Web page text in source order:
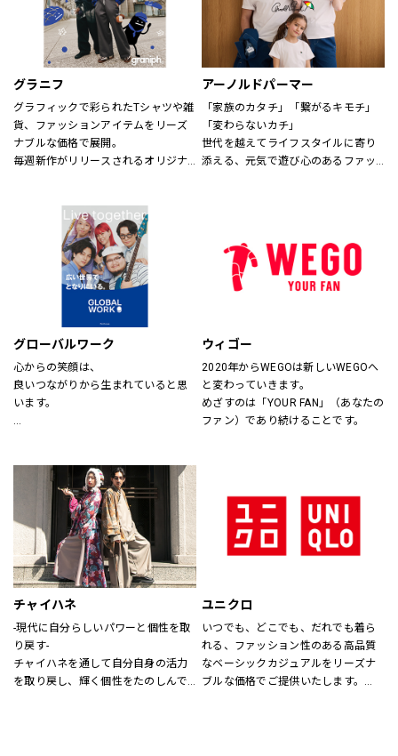
グラニフ
グラフィックで彩られたTシャツや雑
貨、ファッションアイテムをリーズ
ナブルな価格で展開。
毎週新作がリリースされるオリジナ
なコラボレーションまで、
幅広い年代にお楽しみいただける、
さまざまなグラフィックアイテムを
取り揃えてお待ちしております。
アーノルドパーマー
「家族のカタチ」「繋がるキモチ」
「変わらないカチ」
世代を越えてライフスタイルに寄り
添える、元気で遊び心のあるファッ
※イーアスつくば店ではキッズの取
扱いはございません。
グローバルワーク
心からの笑顔は、
良いつながりから生まれていると思
います。
あなたの大切な人と、もっと笑顔に
なれる服を。
心地よさや好感を大切にした
“Good Feeling Wear”で
そんなつながりを、笑顔を、つくり
続けます。
ともに生きよう
ウィゴー
2020年からWEGOは新しいWEGOへ
と変わっていきます。
めざすのは「YOUR FAN」（あなたの
ファン）であり続けることです。
チャイハネ
-現代に自分らしいパワーと個性を取
り戻す-
チャイハネを通して自分自身の活力
を取り戻し、輝く個性をたのしんで
ユニクロ
いつでも、どこでも、だれでも着ら
れる、ファッション性のある高品質
なベーシックカジュアルをリーズナ
ブルな価格でご提供いたします。